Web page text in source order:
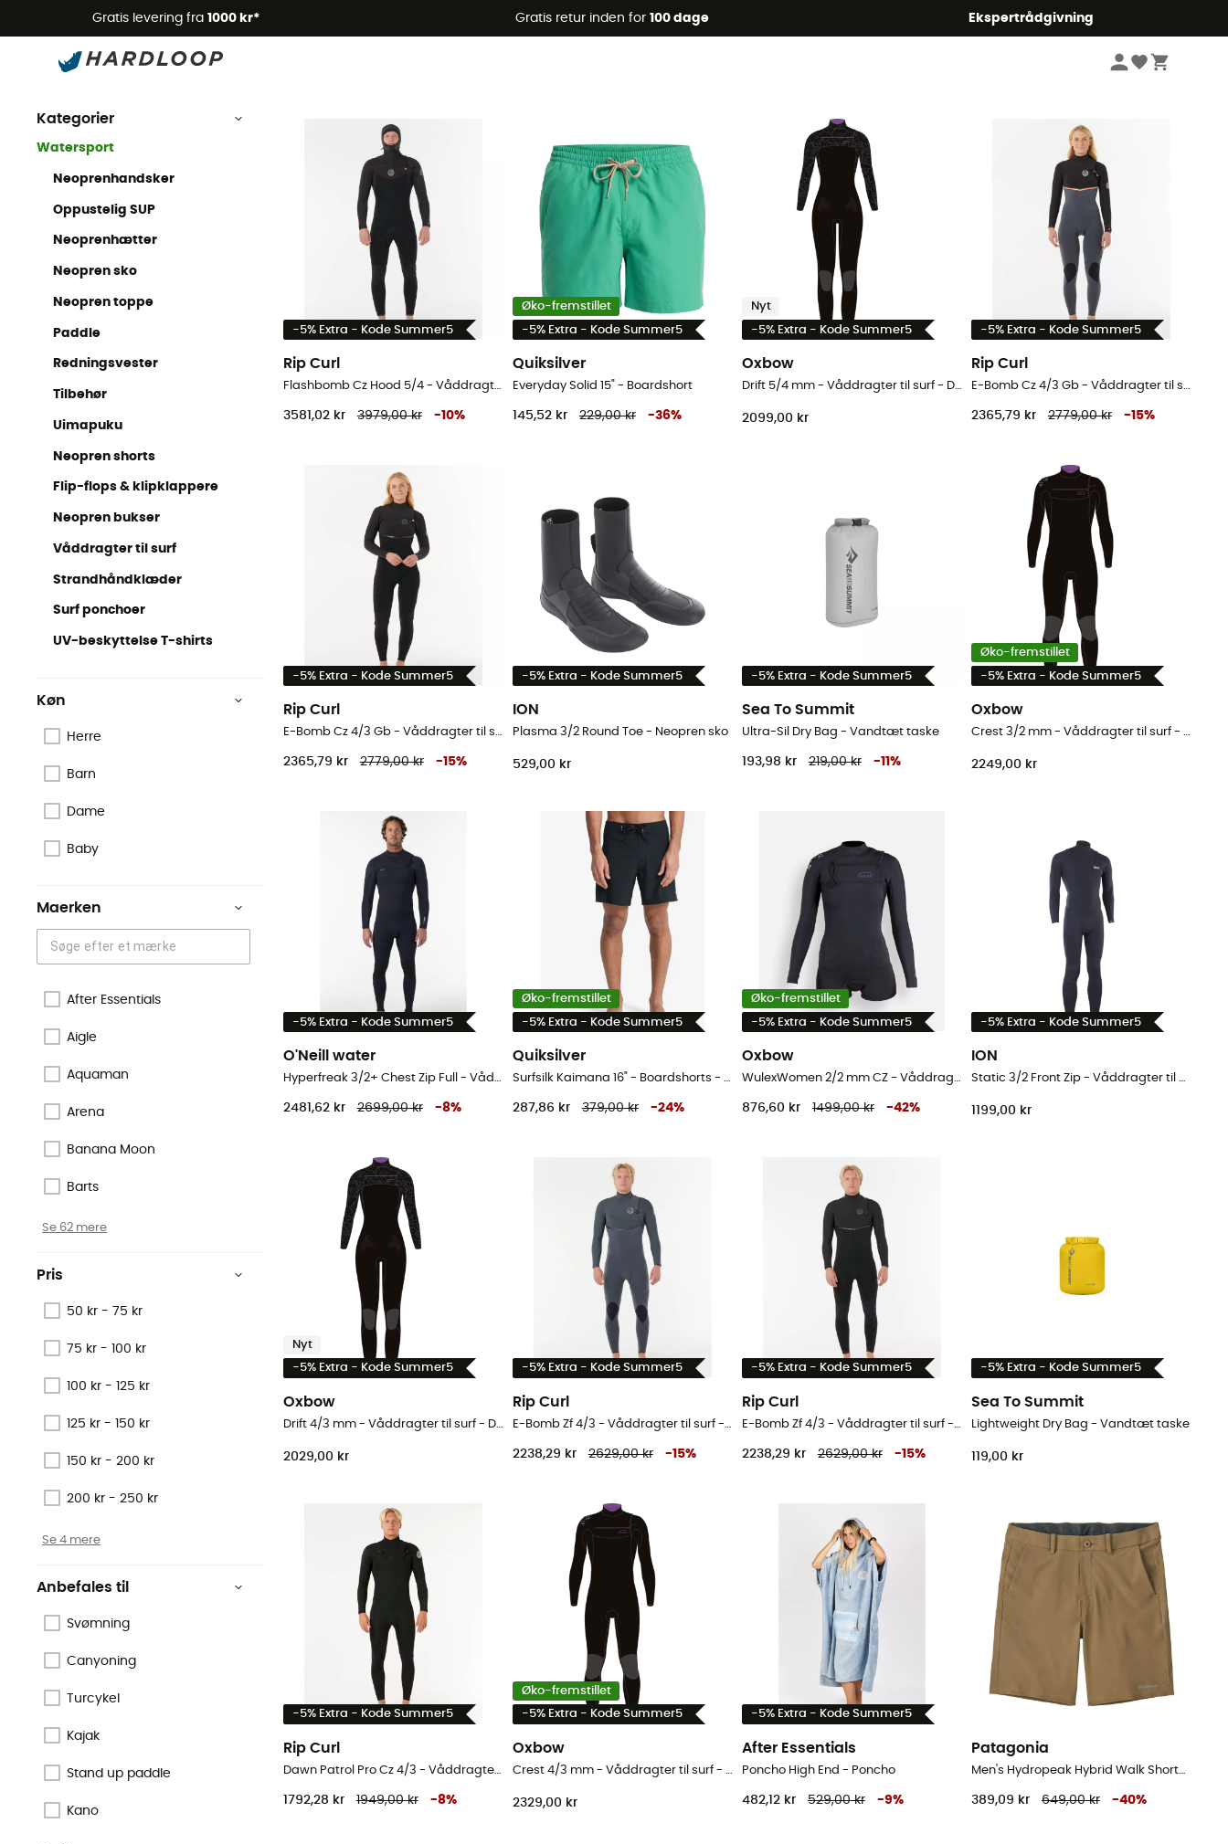
Gratis levering fra 1000 kr* Gratis retur inden for 100 dage Ekspertrådgivning
Watersport
Watersport
Kategorier
Watersport
Neoprenhandsker
Oppustelig SUP
Neoprenhætter
Neopren sko
Neopren toppe
Paddle
Redningsvester
Tilbehør
Uimapuku
Neopren shorts
Flip-flops & klipklappere
Neopren bukser
Våddragter til surf
Strandhåndklæder
Surf ponchoer
UV-beskyttelse T-shirts
Køn
Herre
Barn
Dame
Baby
Maerken
After Essentials
Aigle
Aquaman
Arena
Banana Moon
Barts
Se 62 mere
Pris
50 kr - 75 kr
75 kr - 100 kr
100 kr - 125 kr
125 kr - 150 kr
150 kr - 200 kr
200 kr - 250 kr
Se 4 mere
Anbefales til
Svømning
Canyoning
Turcykel
Kajak
Stand up paddle
Kano
-5% Extra - Kode Summer5
Rip Curl
Flashbomb Cz Hood 5/4 - Våddragter til surf - Herrer
3581,02 kr 3979,00 kr -10%
Øko-fremstillet
-5% Extra - Kode Summer5
Quiksilver
Everyday Solid 15" - Boardshort
145,52 kr 229,00 kr -36%
Nyt
-5% Extra - Kode Summer5
Oxbow
Drift 5/4 mm - Våddragter til surf - Damer
2099,00 kr
-5% Extra - Kode Summer5
Rip Curl
E-Bomb Cz 4/3 Gb - Våddragter til surf - Damer
2365,79 kr 2779,00 kr -15%
-5% Extra - Kode Summer5
Rip Curl
E-Bomb Cz 4/3 Gb - Våddragter til surf - Damer
2365,79 kr 2779,00 kr -15%
-5% Extra - Kode Summer5
ION
Plasma 3/2 Round Toe - Neopren sko
529,00 kr
-5% Extra - Kode Summer5
Sea To Summit
Ultra-Sil Dry Bag - Vandtæt taske
193,98 kr 219,00 kr -11 %
Øko-fremstillet
-5% Extra - Kode Summer5
Oxbow
Crest 3/2 mm - Våddragter til surf - Herrer
2249,00 kr
-5% Extra - Kode Summer5
O'Neill water
Hyperfreak 3/2+ Chest Zip Full - Våddragter til surf - Herrer
2481,62 kr 2699,00 kr -8%
Øko-fremstillet
-5% Extra - Kode Summer5
Quiksilver
Surfsilk Kaimana 16" - Boardshorts - Herrer
287,86 kr 379,00 kr -24%
Øko-fremstillet
-5% Extra - Kode Summer5
Oxbow
WulexWomen 2/2 mm CZ - Våddragter til surf - Damer
876,60 kr 1499,00 kr -42%
-5% Extra - Kode Summer5
ION
Static 3/2 Front Zip - Våddragter til surf - Herrer
1199,00 kr
Nyt
-5% Extra - Kode Summer5
Oxbow
Drift 4/3 mm - Våddragter til surf - Damer
2029,00 kr
-5% Extra - Kode Summer5
Rip Curl
E-Bomb Zf 4/3 - Våddragter til surf - Herrer
2238,29 kr 2629,00 kr -15%
-5% Extra - Kode Summer5
Rip Curl
E-Bomb Zf 4/3 - Våddragter til surf - Herrer
2238,29 kr 2629,00 kr -15%
-5% Extra - Kode Summer5
Sea To Summit
Lightweight Dry Bag - Vandtæt taske
119,00 kr
-5% Extra - Kode Summer5
Rip Curl
Dawn Patrol Pro Cz 4/3 - Våddragter til surf - Herrer
1792,28 kr 1949,00 kr -8%
Øko-fremstillet
-5% Extra - Kode Summer5
Oxbow
Crest 4/3 mm - Våddragter til surf - Herrer
2329,00 kr
-5% Extra - Kode Summer5
After Essentials
Poncho High End - Poncho
482,12 kr 529,00 kr -9%
Patagonia
Men's Hydropeak Hybrid Walk Shorts - Badeshort til herrer
389,09 kr 649,00 kr -40%